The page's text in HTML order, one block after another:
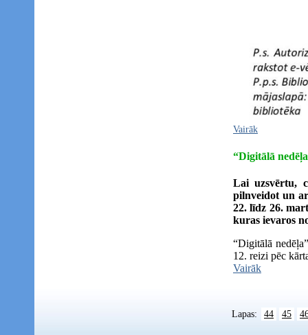
Vairāk
“Digitālā
Lai uzsvērtu,
pilnveidot un
22. līdz 26.
kuras ievaros
“Digitālā
12. reizi pēc
Vairāk
Lapas: 44 45